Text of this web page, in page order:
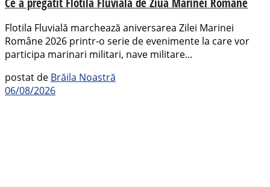
Flotila Fluvială marchează aniversarea Zilei Marinei
Române 2026 printr-o serie de evenimente la care vor
participa marinari militari, nave militare...
postat de Brăila Noastră
06/08/2026